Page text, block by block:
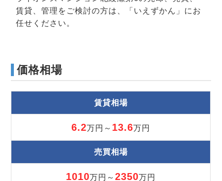
賃貸、管理をご検討の方は、「いえずかん」にお
任せください。
価格相場
賃貸相場
6.2万円～ 13.6万円
売買相場
1010万円～2350万円